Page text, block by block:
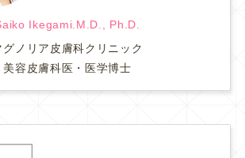
Ikegami.M.D., Ph.D.
グノリア皮膚科クリニック
美容皮膚科医・医学博士